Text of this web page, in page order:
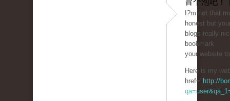
冒个泡吧！
I?m not that
honest but
blogs really
bookmark
your website
Here is my
href=" http://